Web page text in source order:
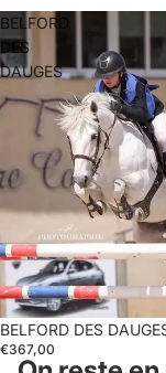
BELFORD
DES
DAUGES
BELFORD DES
€367,00